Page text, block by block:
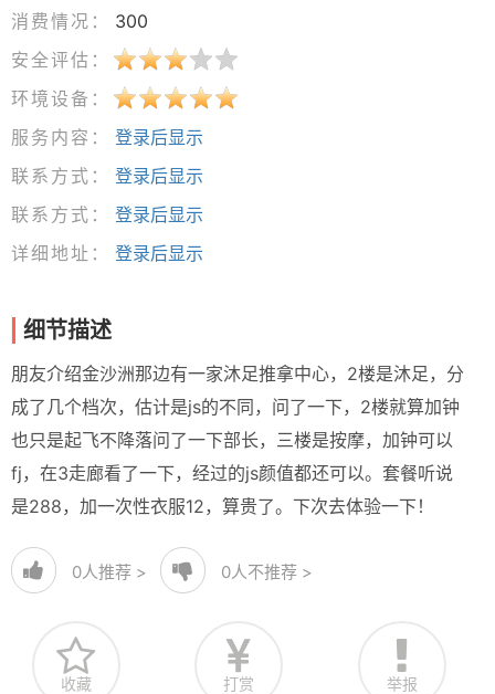
消费情况：
300
安全评估：
环境设备：
服务内容：
登录后显示
联系方式：
登录后显示
联系方式：
登录后显示
详细地址：
登录后显示
细节描述
朋友介绍金沙洲那边有一家沐足推拿中心，2楼是沐足，分
成了几个档次，估计是js的不同，问了一下，2楼就算加钟
也只是起飞不降落问了一下部长，三楼是按摩，加钟可以
fj，在3走廊看了一下，经过的js颜值都还可以。套餐听说
是288，加一次性衣服12，算贵了。下次去体验一下！
0人推荐 > 0人不推荐 >
收藏 打赏 举报